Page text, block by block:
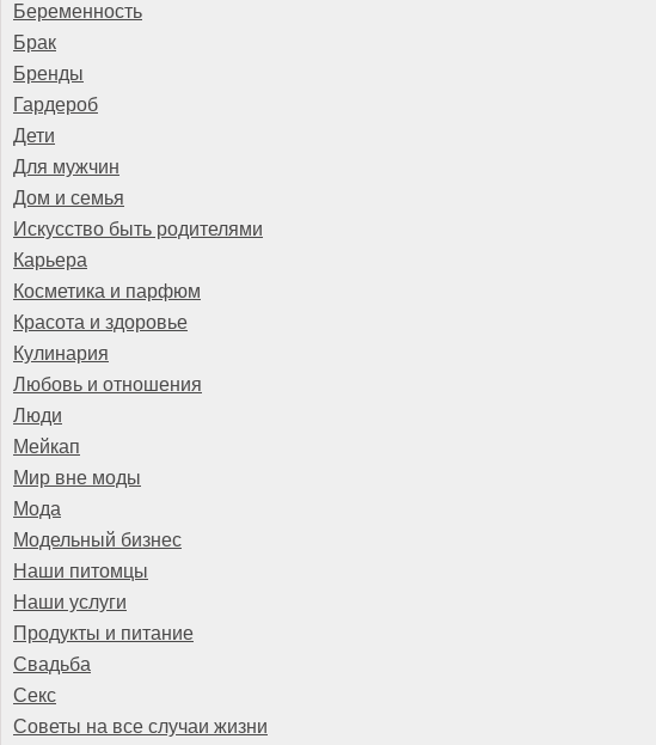
Беременность
Брак
Бренды
Гардероб
Дети
Для мужчин
Дом и семья
Искусство быть родителями
Карьера
Косметика и парфюм
Красота и здоровье
Кулинария
Любовь и отношения
Люди
Мейкап
Мир вне моды
Мода
Модельный бизнес
Наши питомцы
Наши услуги
Продукты и питание
Свадьба
Секс
Советы на все случаи жизни